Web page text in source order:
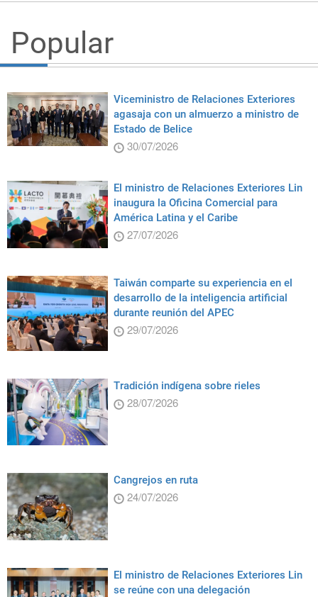
Popular
Viceministro de Relaciones Exteriores
agasaja con un almuerzo a ministro de
Estado de Belice
30/07/2026
El ministro de Relaciones Exteriores Lin
inaugura la Oficina Comercial para
América Latina y el Caribe
27/07/2026
Taiwán comparte su experiencia en el
desarrollo de la inteligencia artificial
durante reunión del APEC
29/07/2026
Tradición indígena sobre rieles
28/07/2026
Cangrejos en ruta
24/07/2026
El ministro de Relaciones Exteriores Lin
se reúne con una delegación